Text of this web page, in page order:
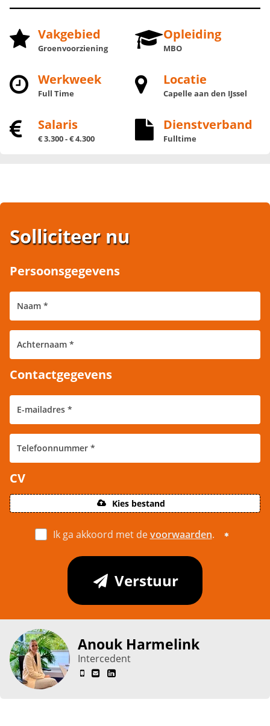
Vakgebied
Groenvoorziening
Opleiding
MBO
Werkweek
Full Time
Locatie
Capelle aan den IJssel
Salaris
€ 3.300 - € 4.300
Dienstverband
Fulltime
Anouk Harmelink
Intercedent
Solliciteer nu
Persoonsgegevens
Contactgegevens
CV
Kies bestand
Ik ga akkoord met devoorwaarden.
Verstuur